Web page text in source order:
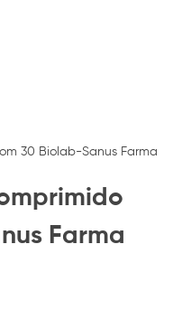
30 Biolab-Sanus Farma
Farma